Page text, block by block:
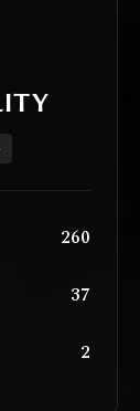
260
37
2